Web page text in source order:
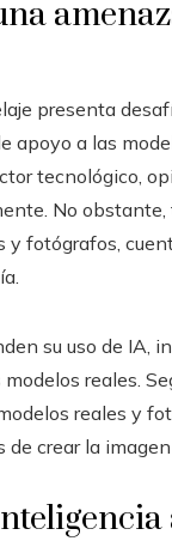
presenta
a las
tecnológico,
No
y fotógrafos,
su uso de IA,
reales.
reales y
de crear la